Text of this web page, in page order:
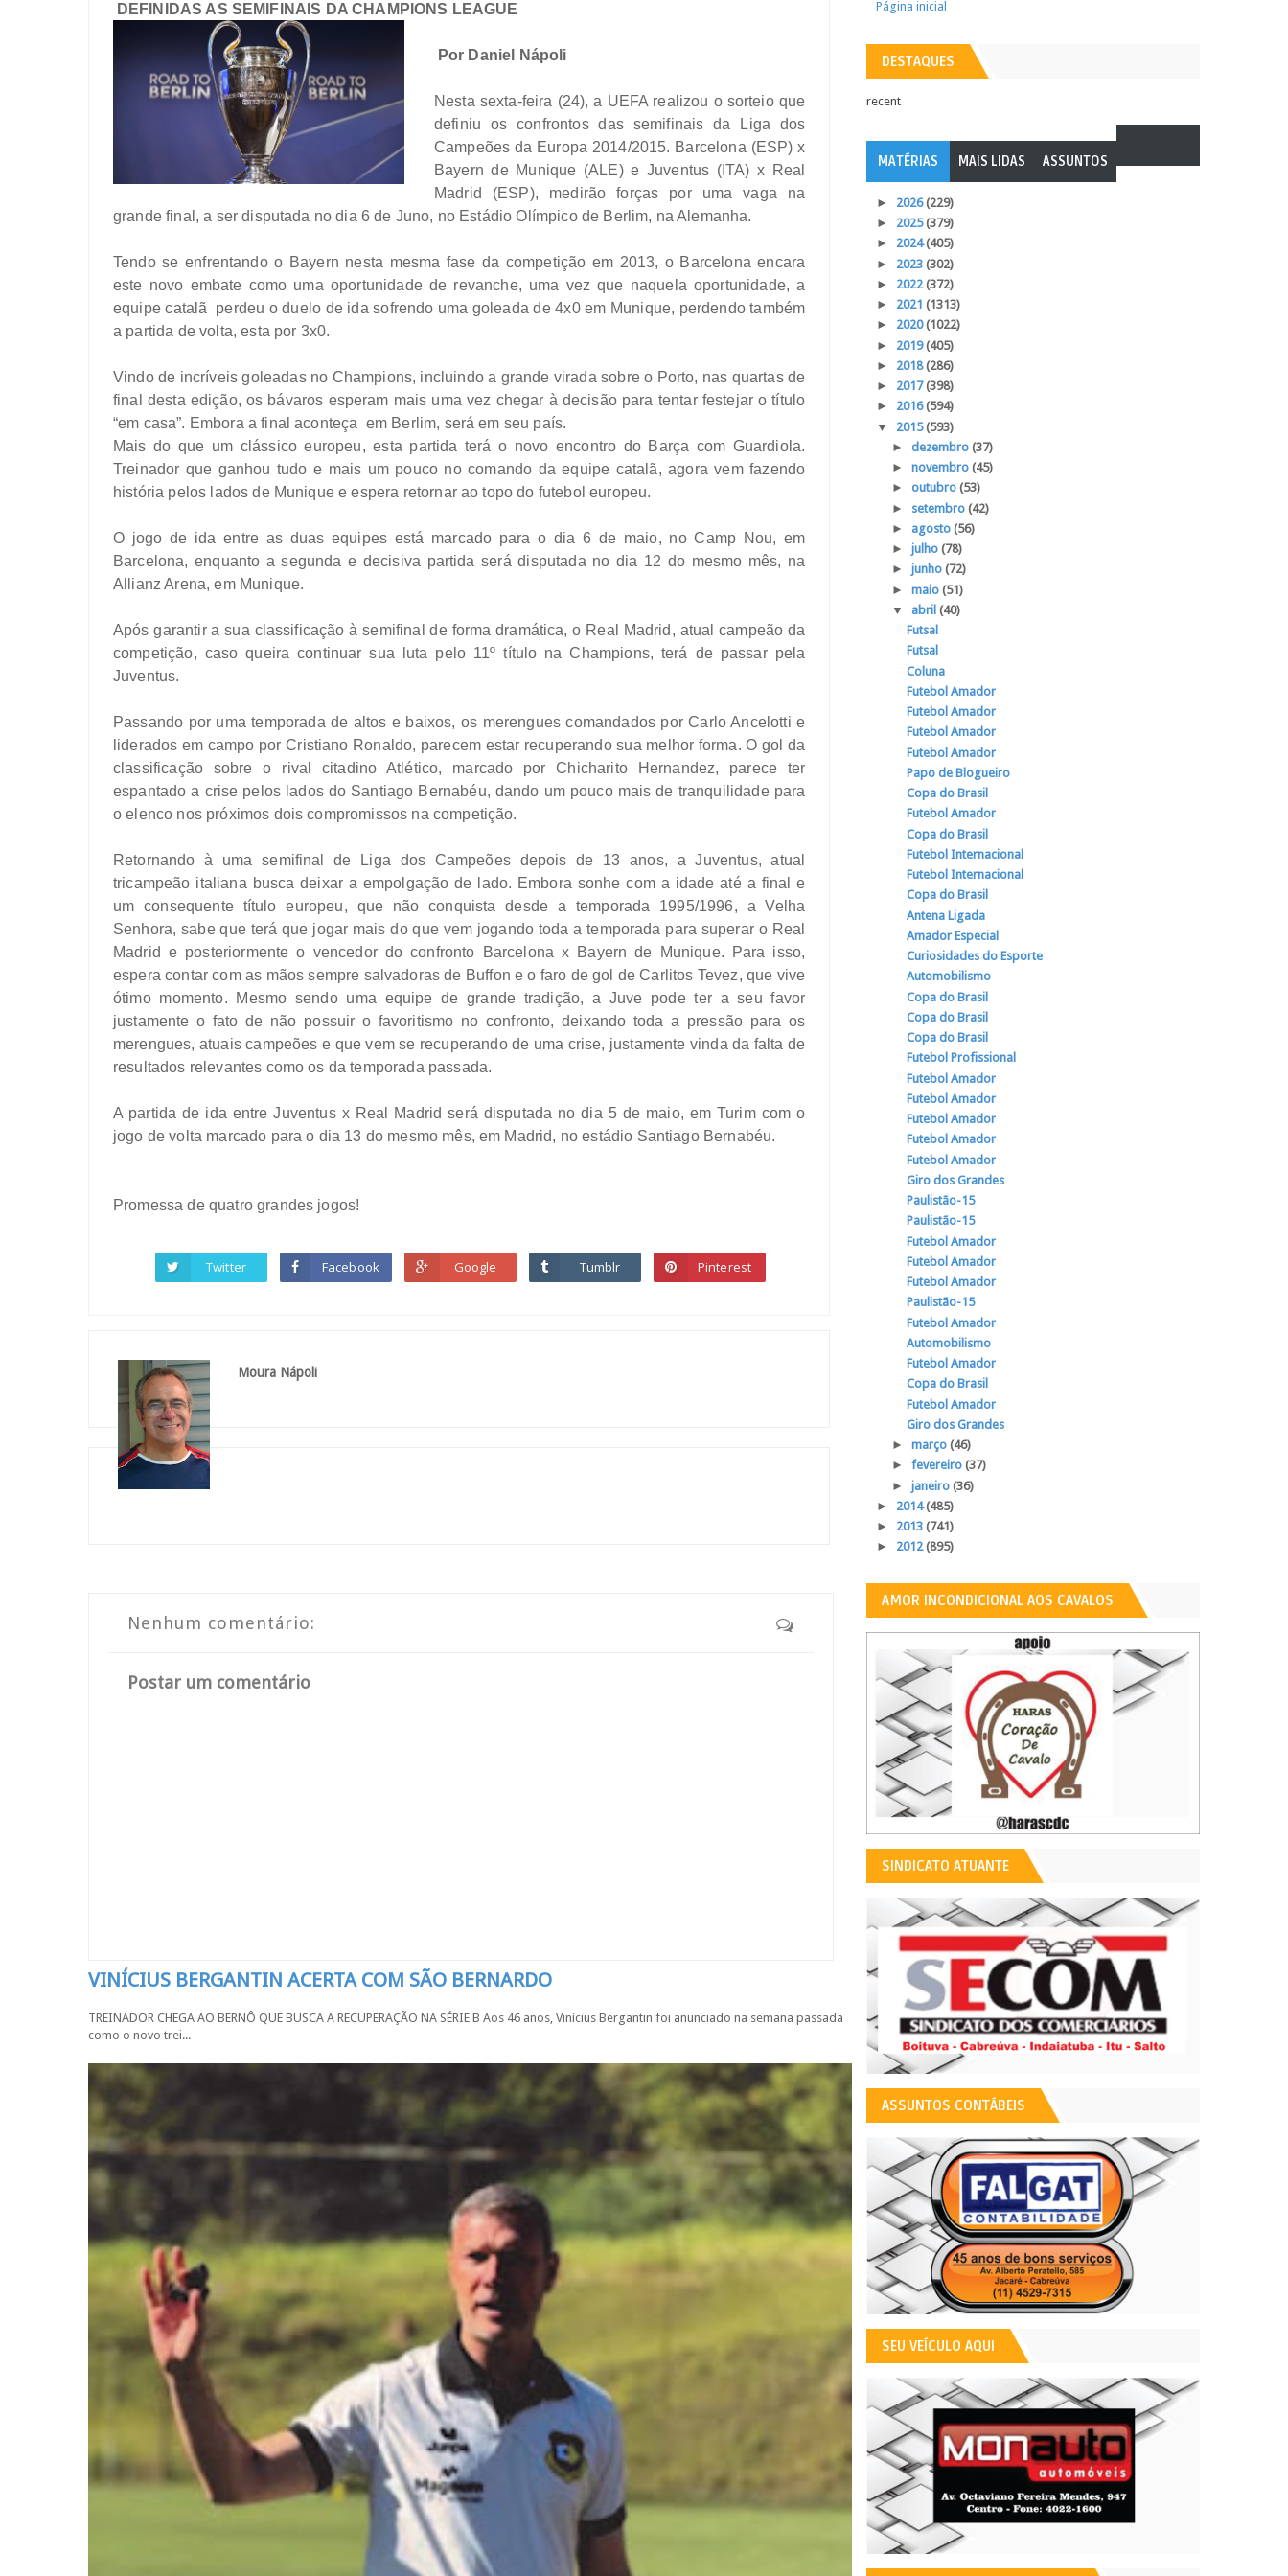
DEFINIDAS AS SEMIFINAIS DA CHAMPIONS LEAGUE
Por Daniel Nápoli
Nesta sexta-feira (24), a UEFA realizou o sorteio que
definiu os confrontos das semifinais da Liga dos
Campeões da Europa 2014/2015. Barcelona (ESP) x
Bayern de Munique (ALE) e Juventus (ITA) x Real
Madrid (ESP), medirão forças por uma vaga na
grande final, a ser disputada no dia 6 de Juno, no Estádio Olímpico de Berlim, na Alemanha.
Tendo se enfrentando o Bayern nesta mesma fase da competição em 2013, o Barcelona encara
este novo embate como uma oportunidade de revanche, uma vez que naquela oportunidade, a
equipe catalã perdeu o duelo de ida sofrendo uma goleada de 4x0 em Munique, perdendo também
a partida de volta, esta por 3x0.
Vindo de incríveis goleadas no Champions, incluindo a grande virada sobre o Porto, nas quartas de
final desta edição, os bávaros esperam mais uma vez chegar à decisão para tentar festejar o título
“em casa”. Embora a final aconteça em Berlim, será em seu país.
Mais do que um clássico europeu, esta partida terá o novo encontro do Barça com Guardiola.
Treinador que ganhou tudo e mais um pouco no comando da equipe catalã, agora vem fazendo
história pelos lados de Munique e espera retornar ao topo do futebol europeu.
O jogo de ida entre as duas equipes está marcado para o dia 6 de maio, no Camp Nou, em
Barcelona, enquanto a segunda e decisiva partida será disputada no dia 12 do mesmo mês, na
Allianz Arena, em Munique.
Após garantir a sua classificação à semifinal de forma dramática, o Real Madrid, atual campeão da
competição, caso queira continuar sua luta pelo 11º título na Champions, terá de passar pela
Juventus.
Passando por uma temporada de altos e baixos, os merengues comandados por Carlo Ancelotti e
liderados em campo por Cristiano Ronaldo, parecem estar recuperando sua melhor forma. O gol da
classificação sobre o rival citadino Atlético, marcado por Chicharito Hernandez, parece ter
espantado a crise pelos lados do Santiago Bernabéu, dando um pouco mais de tranquilidade para
o elenco nos próximos dois compromissos na competição.
Retornando à uma semifinal de Liga dos Campeões depois de 13 anos, a Juventus, atual
tricampeão italiana busca deixar a empolgação de lado. Embora sonhe com a idade até a final e
um consequente título europeu, que não conquista desde a temporada 1995/1996, a Velha
Senhora, sabe que terá que jogar mais do que vem jogando toda a temporada para superar o Real
Madrid e posteriormente o vencedor do confronto Barcelona x Bayern de Munique. Para isso,
espera contar com as mãos sempre salvadoras de Buffon e o faro de gol de Carlitos Tevez, que vive
ótimo momento. Mesmo sendo uma equipe de grande tradição, a Juve pode ter a seu favor
justamente o fato de não possuir o favoritismo no confronto, deixando toda a pressão para os
merengues, atuais campeões e que vem se recuperando de uma crise, justamente vinda da falta de
resultados relevantes como os da temporada passada.
A partida de ida entre Juventus x Real Madrid será disputada no dia 5 de maio, em Turim com o
jogo de volta marcado para o dia 13 do mesmo mês, em Madrid, no estádio Santiago Bernabéu.
Promessa de quatro grandes jogos!
Twitter Facebook Google Tumblr Pinterest
Moura Nápoli
Nenhum comentário:
Postar um comentário
VINÍCIUS BERGANTIN ACERTA COM SÃO BERNARDO
TREINADOR CHEGA AO BERNÔ QUE BUSCA A RECUPERAÇÃO NA SÉRIE B Aos 46 anos, Vinícius Bergantin foi anunciado na semana passada
como o novo trei...
Página inicial
DESTAQUES
recent
MATÉRIAS MAIS LIDAS ASSUNTOS
► 2026(229)
► 2025(379)
► 2024(405)
► 2023 (302)
► 2022(372)
► 2021 (1313)
► 2020(1022)
► 2019(405)
► 2018(286)
► 2017(398)
► 2016(594)
▼ 2015(593)
► dezembro (37)
► novembro (45)
► outubro (53)
► setembro (42)
► agosto (56)
► julho (78)
► junho (72)
► maio (51)
▼ abril (40)
Futsal
Futsal
Coluna
Futebol Amador
Futebol Amador
Futebol Amador
Futebol Amador
Papo de Blogueiro
Copa do Brasil
Futebol Amador
Copa do Brasil
Futebol Internacional
Futebol Internacional
Copa do Brasil
Antena Ligada
Amador Especial
Curiosidades do Esporte
Automobilismo
Copa do Brasil
Copa do Brasil
Copa do Brasil
Futebol Profissional
Futebol Amador
Futebol Amador
Futebol Amador
Futebol Amador
Futebol Amador
Giro dos Grandes
Paulistão-15
Paulistão-15
Futebol Amador
Futebol Amador
Futebol Amador
Paulistão-15
Futebol Amador
Automobilismo
Futebol Amador
Copa do Brasil
Futebol Amador
Giro dos Grandes
► março (46)
► fevereiro (37)
► janeiro (36)
► 2014(485)
► 2013 (741)
► 2012(895)
AMOR INCONDICIONAL AOS CAVALOS
SINDICATO ATUANTE
ASSUNTOS CONTÁBEIS
SEU VEÍCULO AQUI